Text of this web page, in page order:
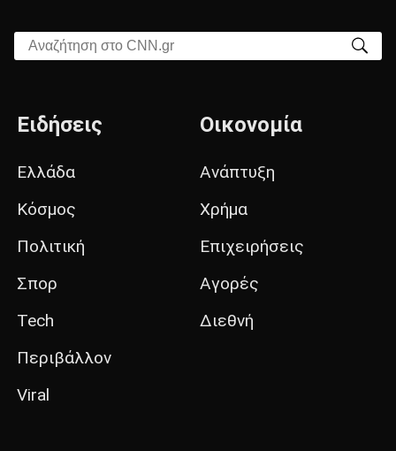
Αναζήτηση στο CNN.gr
Ειδήσεις
Ελλάδα
Κόσμος
Πολιτική
Σπορ
Tech
Περιβάλλον
Viral
Οικονομία
Ανάπτυξη
Χρήμα
Επιχειρήσεις
Αγορές
Διεθνή